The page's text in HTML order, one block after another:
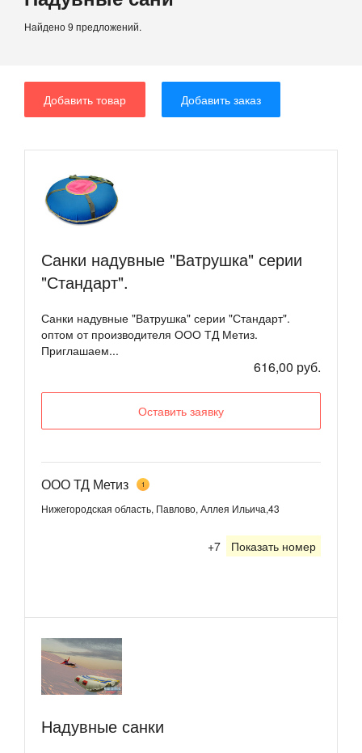
Найдено 9 предложений.
Добавить товар Добавить заказ
Санки надувные "Ватрушка" серии
"Стандарт".
Санки надувные "Ватрушка" серии "Стандарт".
оптом от производителя ООО ТД Метиз.
Приглашаем...
616,00 руб.
Оставить заявку
ООО ТД Метиз 1
Нижегородская область, Павлово, Аллея Ильича,43
+7 Показать номер
Надувные санки